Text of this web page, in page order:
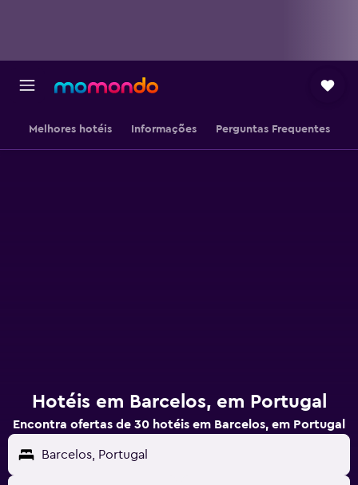
Melhores hotéis Informações Perguntas Frequentes
Hotéis em Barcelos, em Portugal
Encontra ofertas de 30 hotéis em Barcelos, em Portugal
Barcelos, Portugal